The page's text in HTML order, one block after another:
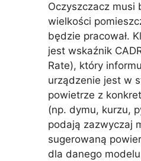
Oczyszczacz musi
wielkości
będzie pracował.
jest wskaźnik
Rate), który
urządzenie jest w
powietrze z
(np. dymu, kurzu,
podają zazwyczaj
sugerowaną
dla danego